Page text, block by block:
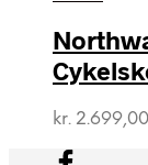
kr. 2.699,00